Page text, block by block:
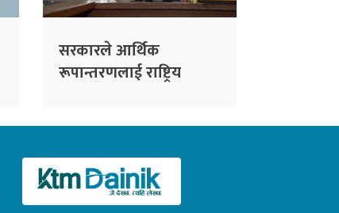
सरकारले आर्थिक
रूपान्तरणलाई राष्ट्रिय